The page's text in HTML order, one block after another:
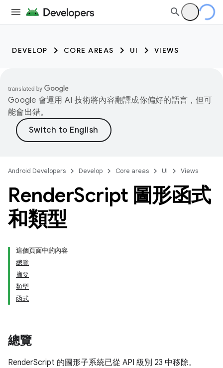
DEVELOP CORE AREAS UI VIEWS
Google 會運用 AI 技術將內容翻譯成你偏好的語言，但可
能會出錯。
Android Developers Develop Core areas UI Views
RenderScript 圖形函式
和類型
這個頁面中的內容
總覽
摘要
類型
函式
總覽
RenderScript 的圖形子系統已從 API 級別 23 中移除。